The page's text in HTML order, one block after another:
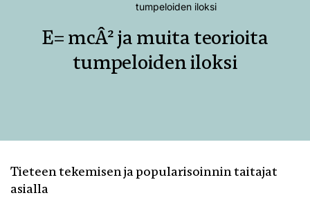
tumpeloiden iloksi
E= mcÂ² ja muita teorioita
tumpeloiden iloksi
Tieteen tekemisen ja popularisoinnin taitajat
asialla